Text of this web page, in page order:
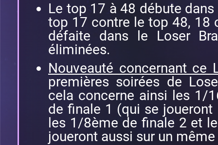
Le top 17 à 48 débute
top 17 contre le top 48, 18
défaite dans le Loser
éliminées.
Nouveauté concernant ce
premières soirées de
cela concerne ainsi les 1/
de finale 1 (qui se
les 1/8ème de finale 2 et
joueront aussi sur un